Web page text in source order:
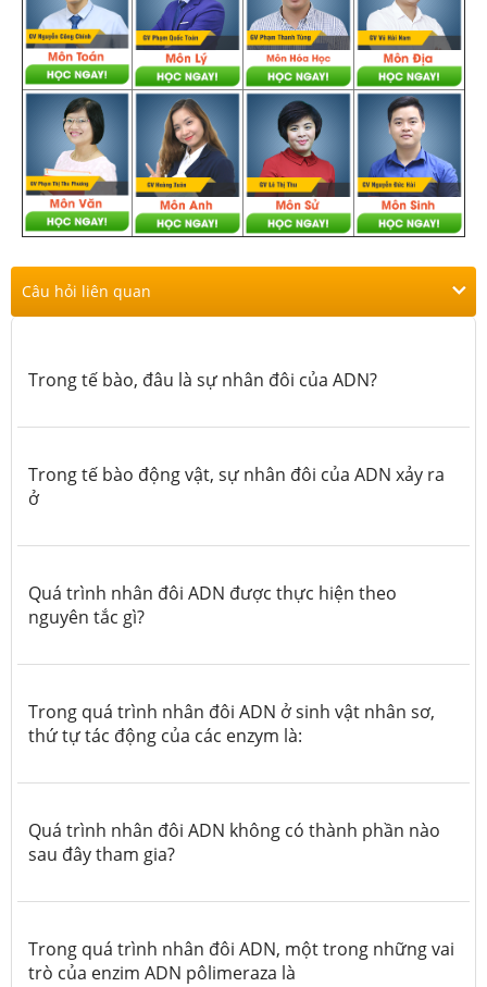
Câu hỏi liên quan
Trong tế bào, đâu là sự nhân đôi của ADN?
Trong tế bào động vật, sự nhân đôi của ADN xảy ra
ở
Quá trình nhân đôi ADN được thực hiện theo
nguyên tắc gì?
Trong quá trình nhân đôi ADN ở sinh vật nhân sơ,
thứ tự tác động của các enzym là:
Quá trình nhân đôi ADN không có thành phần nào
sau đây tham gia?
Trong quá trình nhân đôi ADN, một trong những vai
trò của enzim ADN pôlimeraza là